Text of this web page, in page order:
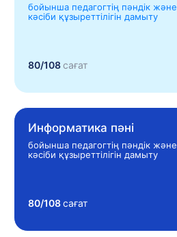
бойынша педагогтің пәндік және
кәсіби құзыреттілігін дамыту
80/108сағат
Информатика пәні
бойынша педагогтің пәндік және
кәсіби құзыреттілігін дамыту
80/108сағат